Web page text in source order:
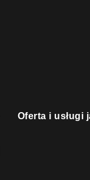
Oferta i usługi